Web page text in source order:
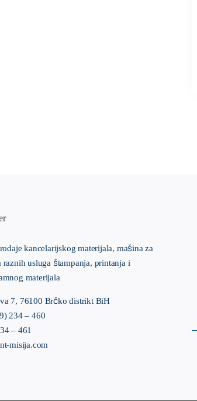
kancelarijskog materijala, mašina za
raznih usluga štampanja, printanja i
materijala
7, 76100 Brčko distrikt BiH
234 – 460
– 461
misija.com